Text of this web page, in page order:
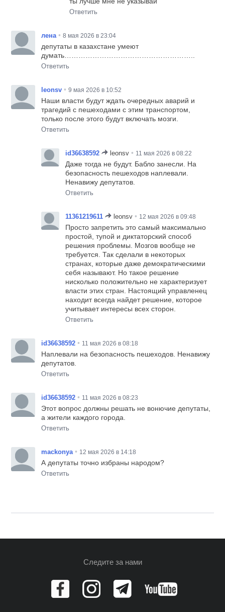
Ответить
лена • 8 мая 2026 в 23:04
депутаты в казахстане умеют
думать………………………………………………..
Ответить
leonsv • 9 мая 2026 в 10:52
Наши власти будут ждать очередных аварий и
трагедий с пешеходами с этим транспортом,
только после этого будут включать мозги.
Ответить
id36638592 leonsv • 11 мая 2026 в 08:22
Даже тогда не будут. Бабло занесли. На
безопасность пешеходов наплевали.
Ненавижу депутатов.
Ответить
11361219611 leonsv • 12 мая 2026 в 09:48
Просто запретить это самый максимально
простой, тупой и диктаторский способ
решения проблемы. Мозгов вообще не
требуется. Так сделали в некоторых
странах, которые даже демократическими
себя называют. Но такое решение
нисколько положительно не характеризует
власти этих стран. Настоящий управленец
находит всегда найдет решение, которое
учитывает интересы всех сторон.
Ответить
id36638592 • 11 мая 2026 в 08:18
Наплевали на безопасность пешеходов. Ненавижу
депутатов.
Ответить
id36638592 • 11 мая 2026 в 08:23
Этот вопрос должны решать не вонючие депутаты,
а жители каждого города.
Ответить
mackonya • 12 мая 2026 в 14:18
А депутаты точно избраны народом?
Ответить
Следите за нами